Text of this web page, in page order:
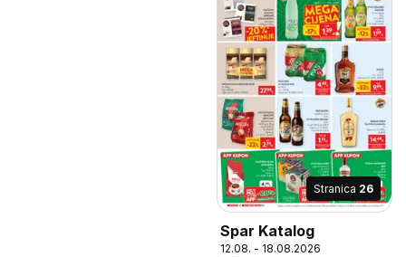
Stranica 26
Spar Katalog
12.08. - 18.08.2026